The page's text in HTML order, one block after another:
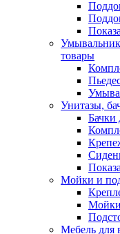
товары
Унитазы,
Бачки
Мойки и
Мойки
Мебель для